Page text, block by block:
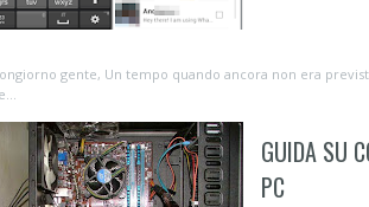
gente, Un tempo quando ancora non era
GUIDA SU
PC